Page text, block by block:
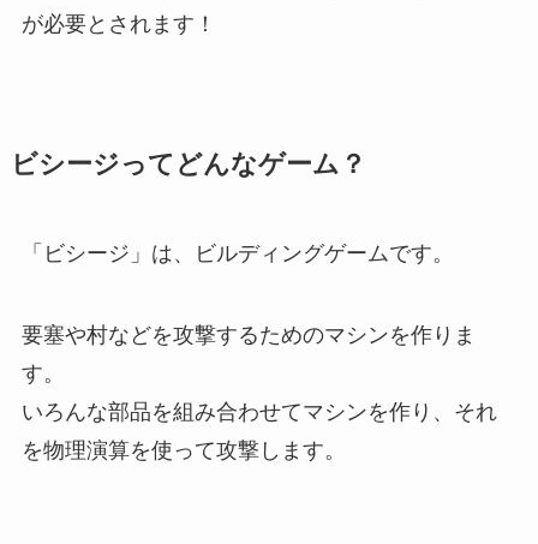
が必要とされます！
ビシージってどんなゲーム？
「ビシージ」は、ビルディングゲームです。
要塞や村などを攻撃するためのマシンを作りま
す。
いろんな部品を組み合わせてマシンを作り、それ
を物理演算を使って攻撃します。